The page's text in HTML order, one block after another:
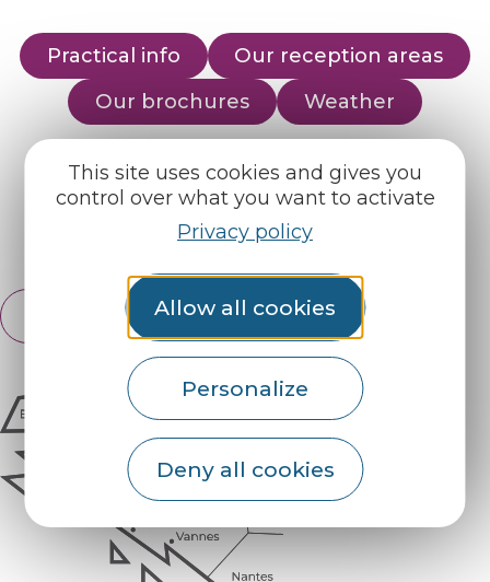
This site uses cookies and gives you
control over what you want to activate
Privacy policy
Allow all cookies
Personalize
Deny all cookies
Practical info
Our reception areas
Our brochures
Weather
Find us on :
Espace pro Partners
English
Français